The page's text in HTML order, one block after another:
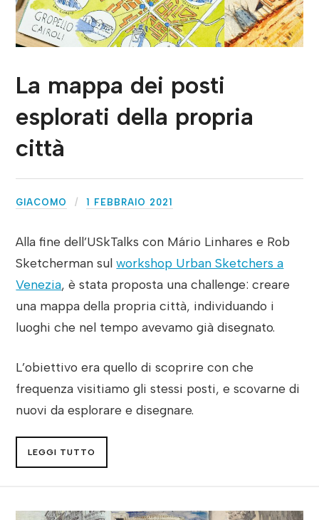
La mappa dei posti
esplorati della propria
città
GIACOMO 1 FEBBRAIO 2021
Alla fine dell’USkTalks con Mário Linhares e Rob
Sketcherman sulworkshop Urban Sketchers a
Venezia, è stata proposta una challenge: creare
una mappa della propria città, individuando i
luoghi che nel tempo avevamo già disegnato.
L’obiettivo era quello di scoprire con che
frequenza visitiamo gli stessi posti, e scovarne di
nuovi da esplorare e disegnare.
LEGGI TUTTO